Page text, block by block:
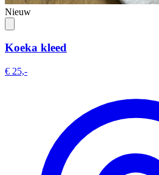
Nieuw
Koeka kleed
€ 25,-